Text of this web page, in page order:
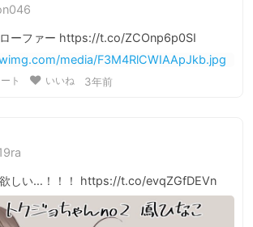
ーファー https://t.co/ZCOnp6p0SI
ト いいね 3年前
欲しい…！！！ https://t.co/evqZGfDEVn